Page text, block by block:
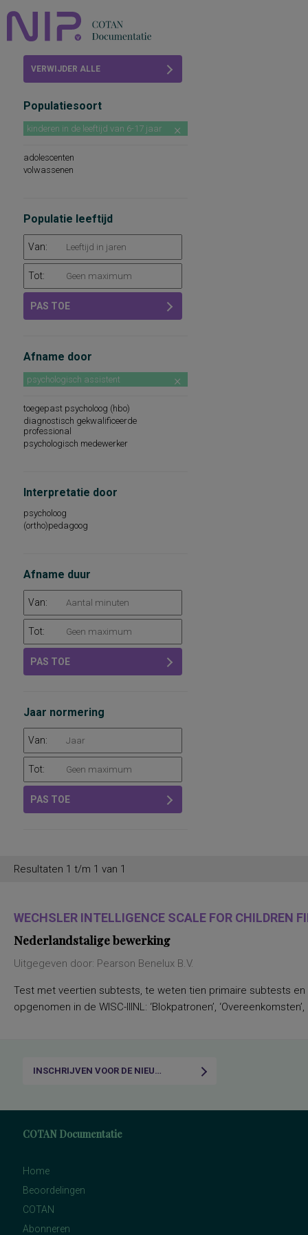
VERWIJDER ALLE
Populatiesoort
kinderen in de leeftijd van 6-17 jaar
adolescenten
volwassenen
Populatie leeftijd
Van:
Tot:
PAS TOE
Afname door
psychologisch assistent
toegepast psycholoog (hbo)
diagnostisch gekwalificeerde
professional
psychologisch medewerker
Interpretatie door
psycholoog
(ortho)pedagoog
Afname duur
Van:
Tot:
PAS TOE
Jaar normering
Van:
Tot:
PAS TOE
Resultaten 1 t/m 1 van 1
WECHSLER INTELLIGENCE SCALE FOR CHILDREN
Nederlandstalige bewerking
Uitgegeven door: Pearson Benelux B.V.
Test met veertien subtests, te weten tien primaire subtests
opgenomen in de WISC-IIINL: ‘Blokpatronen’,
INSCHRIJVEN VOOR DE NIEUWSBRIEF
COTAN Documentatie
Home
Beoordelingen
COTAN
Abonneren